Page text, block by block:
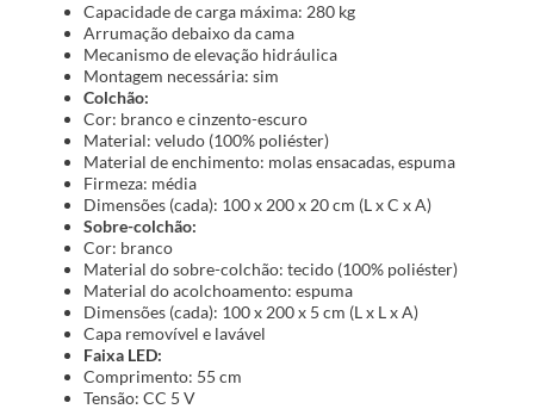
Capacidade de carga máxima: 280 kg
Arrumação debaixo da cama
Mecanismo de elevação hidráulica
Montagem necessária: sim
Colchão:
Cor: branco e cinzento-escuro
Material: veludo (100% poliéster)
Material de enchimento: molas ensacadas, espuma
Firmeza: média
Dimensões (cada): 100 x 200 x 20 cm (L x C x A)
Sobre-colchão:
Cor: branco
Material do sobre-colchão: tecido (100% poliéster)
Material do acolchoamento: espuma
Dimensões (cada): 100 x 200 x 5 cm (L x L x A)
Capa removível e lavável
Faixa LED:
Comprimento: 55 cm
Tensão: CC 5 V